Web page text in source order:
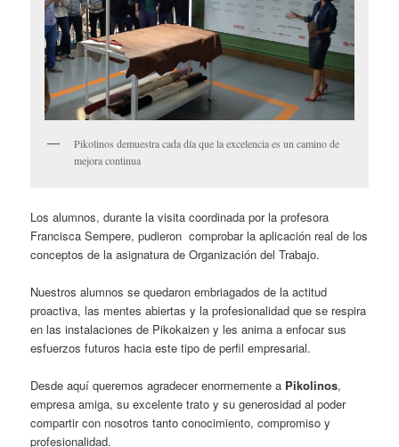
Pikolinos demuestra cada día que la excelencia es un camino de
mejora continua
Los alumnos, durante la visita coordinada por la profesora
Francisca Sempere, pudieron comprobar la aplicación real de los
conceptos de la asignatura de Organización del Trabajo.
Nuestros alumnos se quedaron embriagados de la actitud
proactiva, las mentes abiertas y la profesionalidad que se respira
en las instalaciones de Pikokaizen y les anima a enfocar sus
esfuerzos futuros hacia este tipo de perfil empresarial.
Desde aquí queremos agradecer enormemente a Pikolinos,
empresa amiga, su excelente trato y su generosidad al poder
compartir con nosotros tanto conocimiento, compromiso y
profesionalidad.